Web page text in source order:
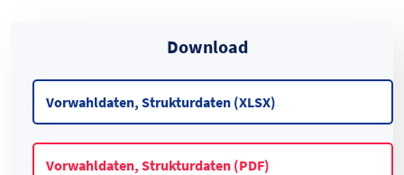
Download
Vorwahldaten, Strukturdaten (XLSX)
Vorwahldaten, Strukturdaten (PDF)